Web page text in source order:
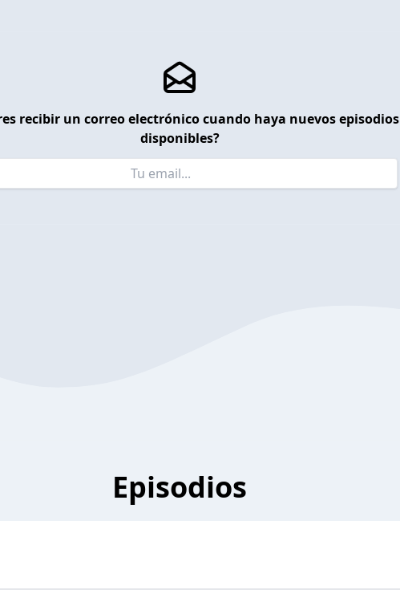
recibir un correo electrónico cuando haya nuevos episodios
disponibles?
Episodios